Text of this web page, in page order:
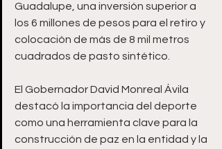
Guadalupe, una inversión superior a
los 6 millones de pesos para el retiro y
colocación de más de 8 mil metros
cuadrados de pasto sintético.
El Gobernador David Monreal Ávila
destacó la importancia del deporte
como una herramienta clave para la
construcción de paz en la entidad y la